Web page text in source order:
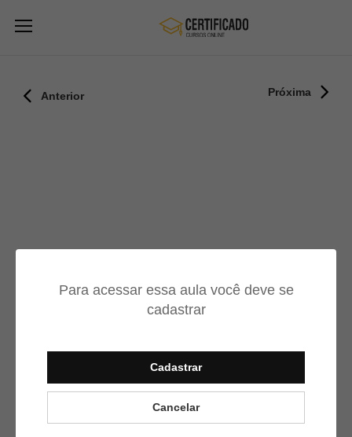
Para acessar essa aula você deve se
cadastrar
Cadastrar
Cancelar
Anterior Próxima